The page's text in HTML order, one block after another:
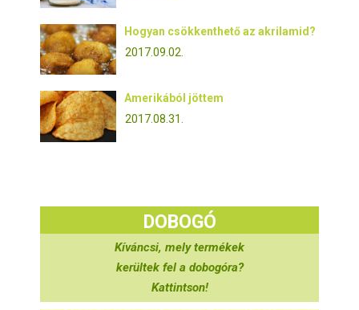
Hogyan csökkenthető az akrilamid?
2017.09.02.
Amerikából jöttem
2017.08.31.
DOBOGÓ
Kíváncsi, mely termékek
kerültek fel a dobogóra?
Kattintson!